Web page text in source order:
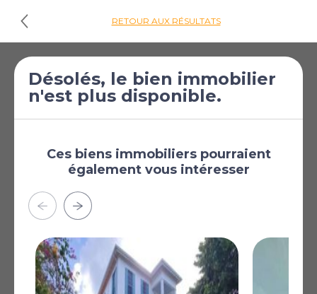
RETOUR AUX RÉSULTATS
Villa de 5 chambres
à vendre à Sainte
€635 324
Plus
AFFICHER SUR LA CARTE
La carte peut ne pas indiquer l'emplacement exact
Désolés, le bien immobilier
n'est plus disponible.
Ces biens immobiliers pourraient
également vous intéresser